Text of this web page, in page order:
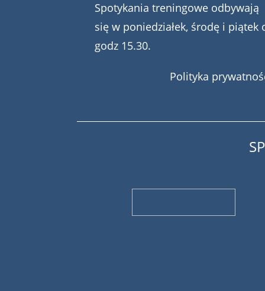
Spotykania treningowe odbywają
się w poniedziałek, środę i piątek
godz 15.30.
Polityka